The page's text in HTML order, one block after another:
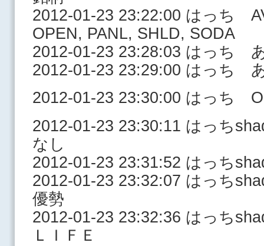
2012-01-23 23:22:00 はっち
OPEN, PANL, SHLD, SODA
2012-01-23 23:28:03 はっち
2012-01-23 23:29:00 はっち
2012-01-23 23:30:00 はっち
2012-01-23 23:30:11 はっち
なし
2012-01-23 23:31:52 はっち
2012-01-23 23:32:07 はっち
優勢
2012-01-23 23:32:36 はっち
ＬＩＦＥ